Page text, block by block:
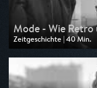
Mode - Wie Retro
Zeitgeschichte | 40 Min.
Ausgestrahlt von 3sat
am 20.12.2025, 19:20